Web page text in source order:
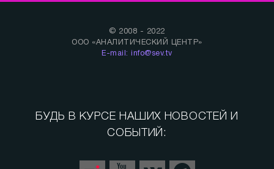
© 2008 - 2022
ООО «АНАЛИТИЧЕСКИЙ ЦЕНТР»
E-mail: info@sev.tv
БУДЬ В КУРСЕ НАШИХ НОВОСТЕЙ И
СОБЫТИЙ: